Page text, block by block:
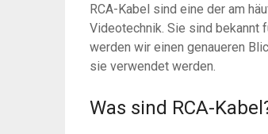
RCA-Kabel sind eine der am
Videotechnik. Sie sind bekannt
werden wir einen genaueren
sie verwendet werden.
Was sind RCA-